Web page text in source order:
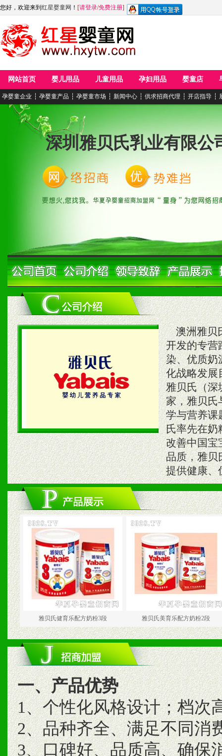
您好，欢迎来到 红星婴童网 ！ [请登录/免费注册]
网站首页 婴儿用品 儿童用品 孕妇用品 婴童店
孕婴童企业 ┆ 孕婴童产品 ┆ 孕婴童市场 ┆ 新闻中心 ┆ 供求招商代理 ┆ 开店指导 ┆
深圳雅贝氏乳业有限公
澳洲雅贝
开发的专营
染、优质
化战略发展
雅贝氏（深
家，雅贝氏
学与营养课
氏率先在奶
改善中国宝
品质，雅贝
提供健康、
雅贝氏健育乐配方奶粉3段 雅贝氏美育乐配方奶粉2段
一、产品优势
1、个性化风格设计；档次
2、品种齐全、满足不同消
3、口碑好、品质高、确保